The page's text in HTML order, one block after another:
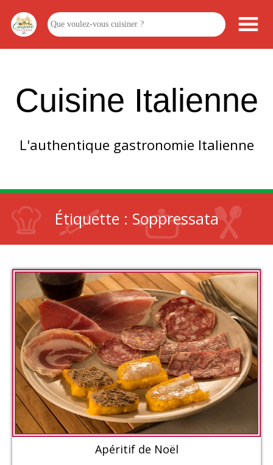
Cuisine Italienne
L'authentique gastronomie Italienne
Étiquette : Soppressata
Apéritif de Noël